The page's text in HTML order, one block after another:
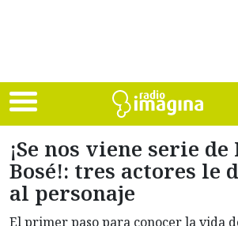
¡Se nos viene serie
Bosé!: tres actores le
al personaje
El primer paso para conocer la vida